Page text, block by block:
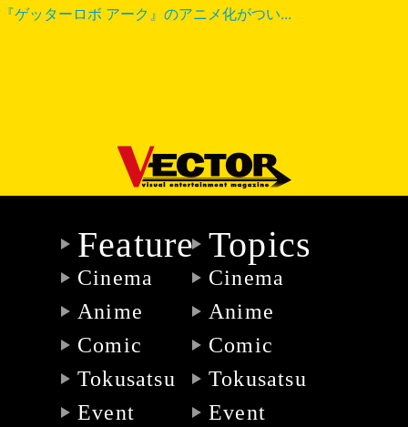
『ゲッターロボ アーク』のアニメ化がつい...
Feature
Cinema
Anime
Comic
Tokusatsu
Event
Topics
Cinema
Anime
Comic
Tokusatsu
Event